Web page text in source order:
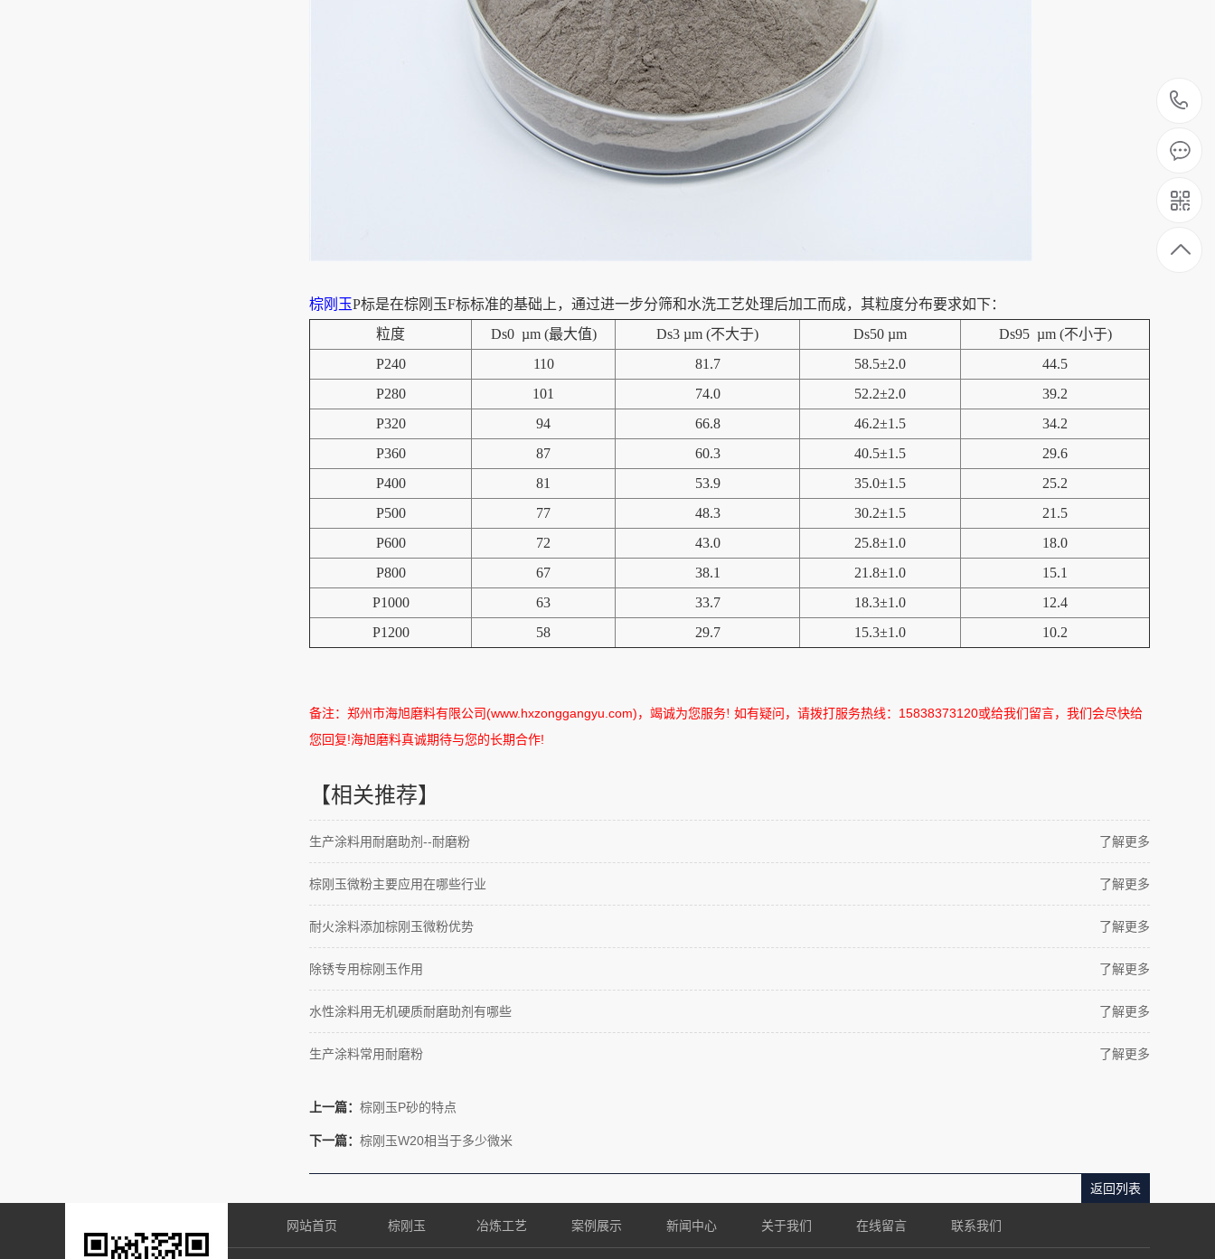
棕刚玉P标是在棕刚玉F标标准的基础上，通过进一步分筛和水洗工艺处理后加工而成，其粒度分布要求如下：
粒度
Ds0 µm (最大值) Ds3 µm (不大于) Ds50 µm
Ds95 µm (不小于)
P240
110 81.7 58.5±2.0
44.5
P280
101 74.0 52.2±2.0
39.2
P320
94 66.8 46.2±1.5
34.2
P360
87 60.3 40.5±1.5
29.6
P400
81 53.9 35.0±1.5
25.2
P500
77 48.3 30.2±1.5
21.5
P600
72 43.0 25.8±1.0
18.0
P800
67 38.1 21.8±1.0
15.1
P1000
63 33.7 18.3±1.0
12.4
P1200
58 29.7 15.3±1.0 10.2
备注：郑州市海旭磨料有限公司(www.hxzonggangyu.com)，竭诚为您服务! 如有疑问，请拨打服务热线： 15838373120或给我们留言，我们会尽快给
您回复!海旭磨料真诚期待与您的长期合作!
【相关推荐】
了解更多
生产涂料用耐磨助剂--耐磨粉
了解更多
棕刚玉微粉主要应用在哪些行业
了解更多
耐火涂料添加棕刚玉微粉优势
了解更多
除锈专用棕刚玉作用
了解更多
水性涂料用无机硬质耐磨助剂有哪些
了解更多
生产涂料常用耐磨粉
上一篇： 棕刚玉P砂的特点
下一篇： 棕刚玉W20相当于多少微米
返回列表
网站首页 棕刚玉 冶炼工艺 案例展示 新闻中心 关于我们 在线留言 联系我们